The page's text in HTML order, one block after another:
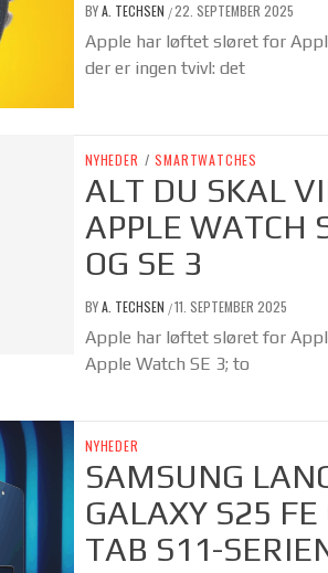
BYA. TECHSEN /22. SEPTEMBER 2025
Apple har løftet sløret for
der er ingen tvivl: det
NYHEDER / SMARTWATCHES
ALT DU SKAL
APPLE WATCH
OG SE 3
BYA. TECHSEN /11. SEPTEMBER 2025
Apple har løftet sløret for
Apple Watch SE 3; to
NYHEDER
SAMSUNG
GALAXY S25 FE
TAB S11-